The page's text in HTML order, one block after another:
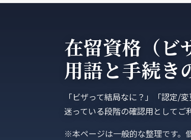
在留資格（ビ
用語と手続き
「ビザって結局なに？」「認定/
迷っている段階の確認用としてご
※本ページは一般的な整理です。